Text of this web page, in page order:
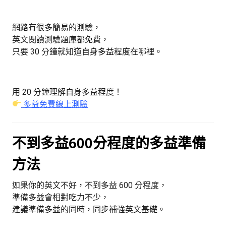
網路有很多簡易的測驗，
英文閱讀測驗題庫都免費，
只要 30 分鐘就知道自身多益程度在哪裡。
用 20 分鐘理解自身多益程度！
多益免費線上測驗
不到多益600分程度的多益準備
方法
如果你的英文不好，不到多益 600 分程度，
準備多益會相對吃力不少，
建議準備多益的同時，同步補強英文基礎。